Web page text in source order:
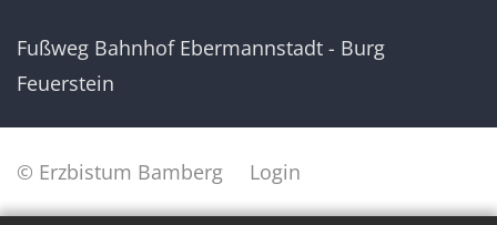
Fußweg Bahnhof Ebermannstadt - Burg
Feuerstein
© Erzbistum Bamberg Login